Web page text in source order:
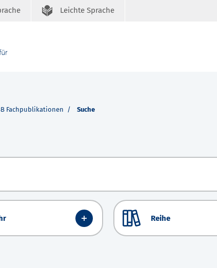
Leichte Sprache
Fachpublikationen Suche
Reihe